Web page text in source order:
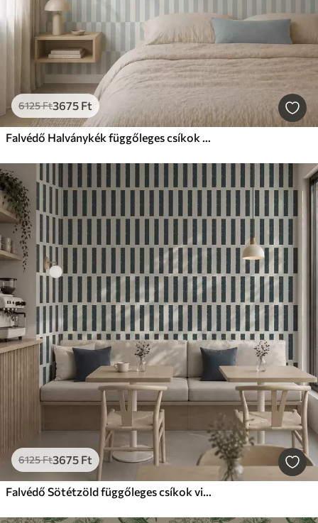
6125Ft3675 Ft
Falvédő Halványkék függőleges csíkok világos háttér előtt
6125Ft3675 Ft
Falvédő Sötétzöld függőleges csíkok világos háttér előtt